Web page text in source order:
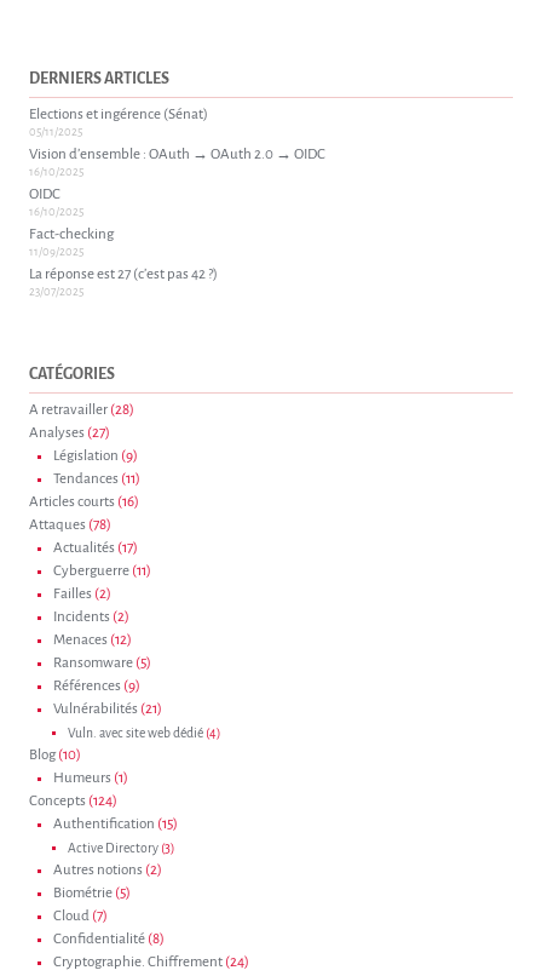
DERNIERS ARTICLES
Elections et ingérence (Sénat)
05/11/2025
Vision d’ensemble : OAuth → OAuth 2.0 → OIDC
16/10/2025
OIDC
16/10/2025
Fact-checking
11/09/2025
La réponse est 27 (c’est pas 42 ?)
23/07/2025
CATÉGORIES
A retravailler (28)
Analyses (27)
Législation (9)
Tendances (11)
Articles courts (16)
Attaques (78)
Actualités (17)
Cyberguerre (11)
Failles (2)
Incidents (2)
Menaces (12)
Ransomware (5)
Références (9)
Vulnérabilités (21)
Vuln. avec site web dédié (4)
Blog(10)
Humeurs (1)
Concepts (124)
Authentification (15)
Active Directory (3)
Autres notions (2)
Biométrie (5)
Cloud (7)
Confidentialité (8)
Cryptographie. Chiffrement (24)